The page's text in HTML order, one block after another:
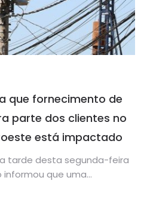
que fornecimento de
parte dos clientes no
está impactado
tarde desta segunda-feira
informou que uma